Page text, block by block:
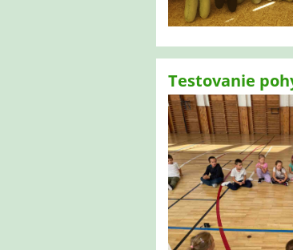
Testovanie